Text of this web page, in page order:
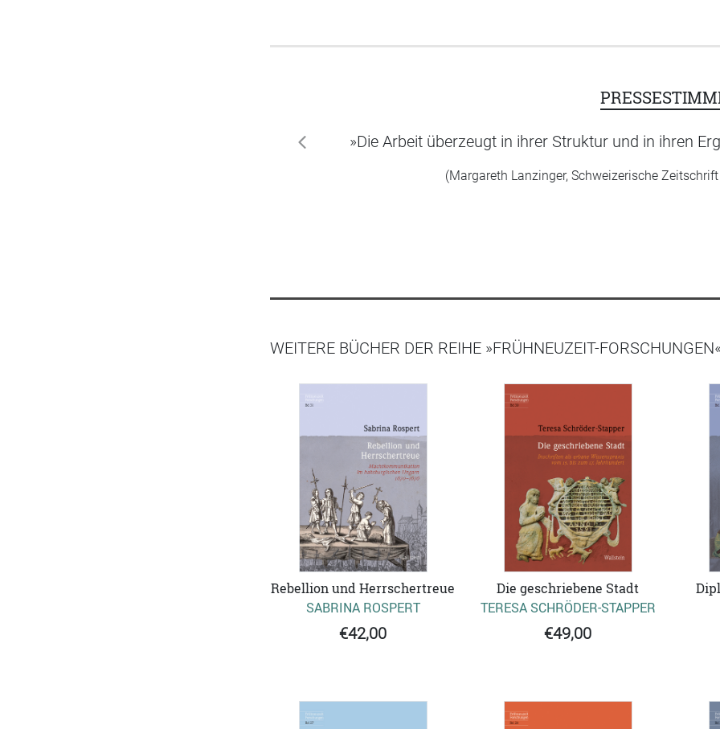
»Die Arbeit überzeugt in ihrer Struktur und in ihren
(Margareth Lanzinger, Schweizerische
zurück
WEITERE BÜCHER DER REIHE »FRÜHNEUZEIT-
Rebellion und Herrschertreue
SABRINA ROSPERT
€42,00
Die geschriebene Stadt
TERESA SCHRÖDER-STAPPER
€49,00